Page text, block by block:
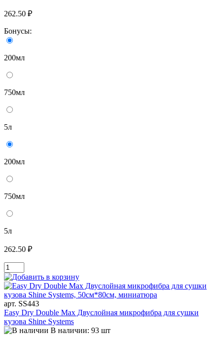
262.50 ₽
Бонусы:
200мл
750мл
5л
200мл
750мл
5л
262.50 ₽
арт. SS443
Easy Dry Double Max Двуслойная микрофибра для сушки
кузова Shine Systems
В наличии: 93 шт